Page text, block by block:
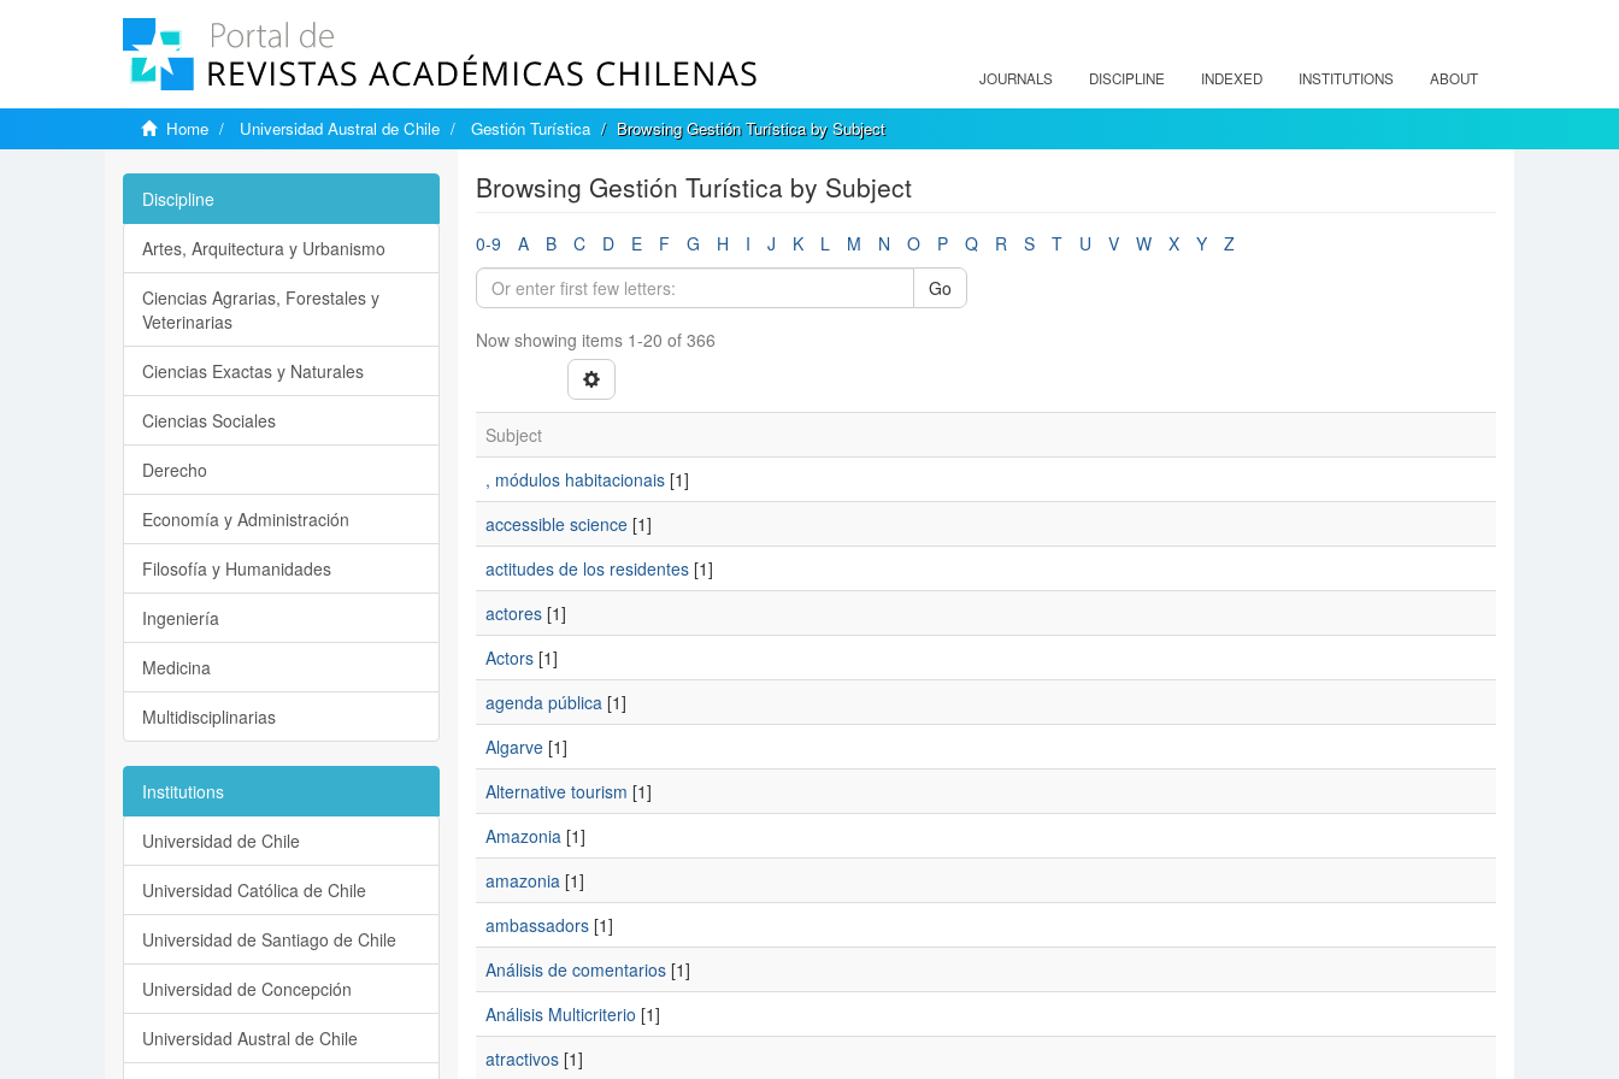
JOURNALS DISCIPLINE INDEXED INSTITUTIONS ABOUT
Home Universidad Austral de Chile Gestión Turística Browsing Gestión Turística by Subject
Browsing Gestión Turística by Subject
0-9 A B C D E F G H I J K L M N O P Q R S T U V W X Y
Z
Go
Now showing items 1-20 of 366
Subject
, módulos habitacionais[1]
accessible science[1]
actitudes de los residentes[1]
actores[1]
Actors[1]
agenda pública[1]
Algarve[1]
Alternative tourism [1]
Amazonia[1]
amazonia[1]
ambassadors[1]
Análisis de comentarios[1]
Análisis Multicriterio [1]
atractivos[1]
Discipline
Artes, Arquitectura y Urbanismo
Ciencias Agrarias, Forestales y
Veterinarias
Ciencias Exactas y Naturales
Ciencias Sociales
Derecho
Economía y Administración
Filosofía y Humanidades
Ingeniería
Medicina
Multidisciplinarias
Institutions
Universidad de Chile
Universidad Católica de Chile
Universidad de Santiago de Chile
Universidad de Concepción
Universidad Austral de Chile